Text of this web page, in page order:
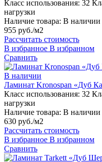
Класс использования: 32
нагрузки
Наличие товара: В наличии
955 руб./м2
Рассчитать стоимость
В избранное В избранном
Сравнить
В наличии
Ламинат Kronospan «Дуб
Класс использования: 32
нагрузки
Наличие товара: В наличии
630 руб./м2
Рассчитать стоимость
В избранное В избранном
Сравнить